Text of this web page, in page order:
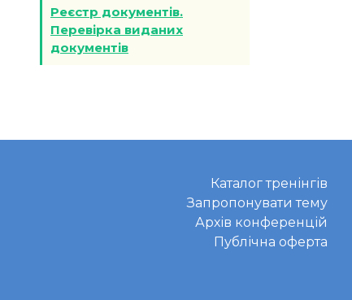
Реєстр документів.
Перевірка виданих
документів
Каталог тренінгів
Запропонувати тему
Архів конференцій
Публічна оферта